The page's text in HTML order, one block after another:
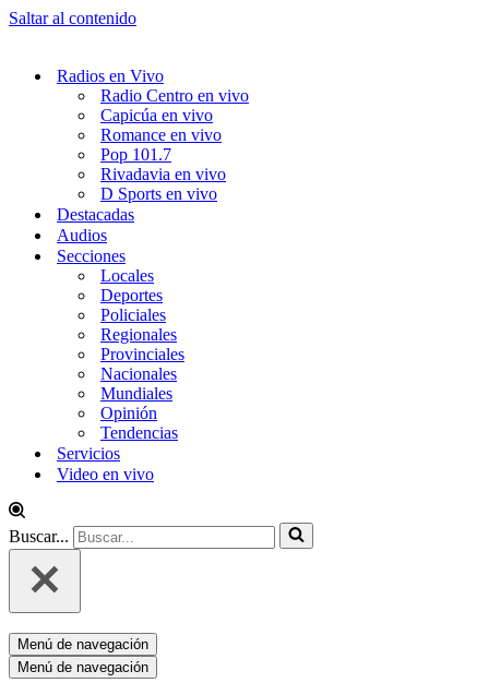
Saltar al contenido
Radios en Vivo
Radio Centro en vivo
Capicúa en vivo
Romance en vivo
Pop 101.7
Rivadavia en vivo
D Sports en vivo
Destacadas
Audios
Secciones
Locales
Deportes
Policiales
Regionales
Provinciales
Nacionales
Mundiales
Opinión
Tendencias
Servicios
Video en vivo
Buscar...
Menú de navegación
Menú de navegación